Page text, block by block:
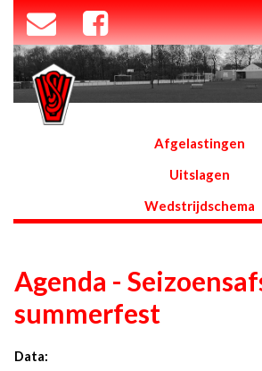
Afgelastingen
Uitslagen
Wedstrijdschema
Agenda -
summerfest
Data: